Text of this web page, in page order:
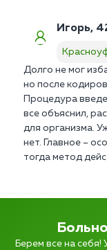
Игорь,
Долго не мог
но после
Процедура
все объяснил,
для организма.
нет. Главное –
тогда метод
Берем все на